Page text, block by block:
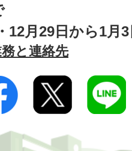
12月29日から1月
と連絡先